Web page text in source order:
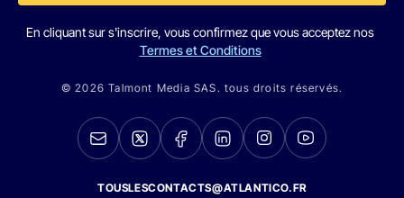
En cliquant sur s'inscrire, vous confirmez que vous acceptez nos
Termes et Conditions
© 2026 Talmont Media SAS. tous droits réservés.
TOUSLESCONTACTS@ATLANTICO.FR